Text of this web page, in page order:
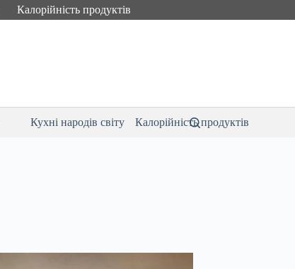
Калорійність продуктів
Кухні народів світу Калорійність продуктів